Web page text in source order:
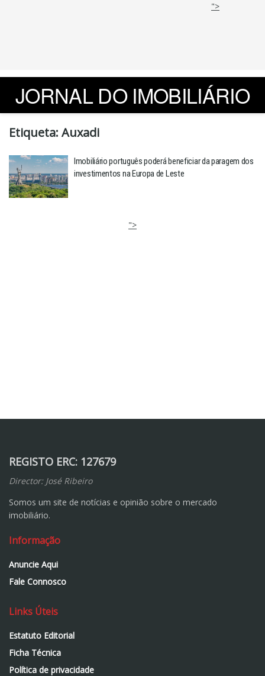
">
JORNAL DO IMOBILIÁRIO
Etiqueta: Auxadi
Imobiliário português poderá beneficiar da paragem dos
investimentos na Europa de Leste
">
REGISTO ERC: 127679
Director: José Ribeiro
Somos um site de notícias e opinião sobre o mercado
imobiliário.
Informação
Anuncie Aqui
Fale Connosco
Links Úteis
Estatuto Editorial
Ficha Técnica
Política de privacidade